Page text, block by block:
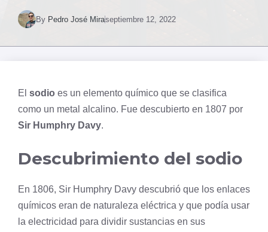
By Pedro José Miraseptiembre 12, 2022
El sodio es un elemento químico que se clasifica
como un metal alcalino. Fue descubierto en 1807 por
Sir Humphry Davy.
Descubrimiento del sodio
En 1806, Sir Humphry Davy descubrió que los enlaces
químicos eran de naturaleza eléctrica y que podía usar
la electricidad para dividir sustancias en sus